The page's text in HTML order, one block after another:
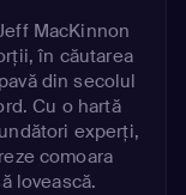
MacKinnon
în căutarea
din secolul
Cu o hartă
experți,
comoara
lovească.